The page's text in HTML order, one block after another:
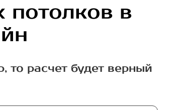
потолков в
то расчет будет верный